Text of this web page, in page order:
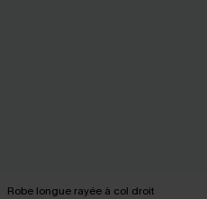
Robe longue rayée à col droit